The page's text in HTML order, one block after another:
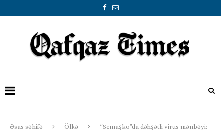
Əsas səhifə Ölkə
“Semaşko”da dəhşətli virus mənbəyi: